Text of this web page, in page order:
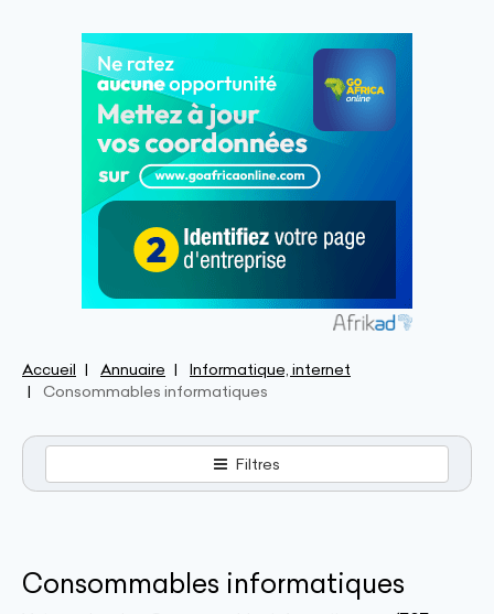
Accueil Annuaire
Informatique, internet
Consommables informatiques
Filtres
Consommables informatiques